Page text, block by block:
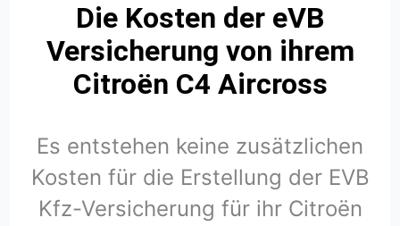
Die Kosten der eVB
Versicherung von ihrem
Citroën C4 Aircross
Es entstehen keine zusätzlichen
Kosten für die Erstellung der EVB
Kfz-Versicherung für ihr Citroën